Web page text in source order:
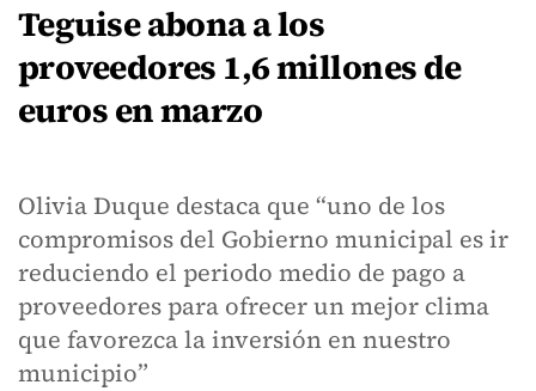
Teguise abona a los
proveedores 1,6 millones de
euros en marzo
Olivia Duque destaca que “uno de los
compromisos del Gobierno municipal es ir
reduciendo el periodo medio de pago a
proveedores para ofrecer un mejor clima
que favorezca la inversión en nuestro
municipio”